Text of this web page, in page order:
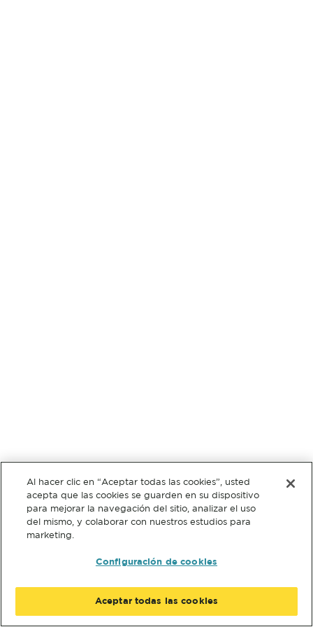
Al hacer clic en “Aceptar todas las cookies”, usted
acepta que las cookies se guarden en su dispositivo
para mejorar la navegación del sitio, analizar el uso
del mismo, y colaborar con nuestros estudios para
marketing.
Configuración de cookies
Aceptar todas las cookies